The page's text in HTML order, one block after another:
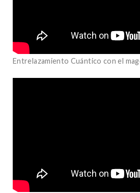
Entrelazamiento Cuántico con el